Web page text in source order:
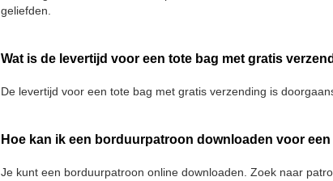
geliefden.
Wat is de levertijd voor een tote bag met gratis
De levertijd voor een tote bag met gratis verzending is
Hoe kan ik een borduurpatroon downloaden voor een
Je kunt een borduurpatroon online downloaden. Zoek naar